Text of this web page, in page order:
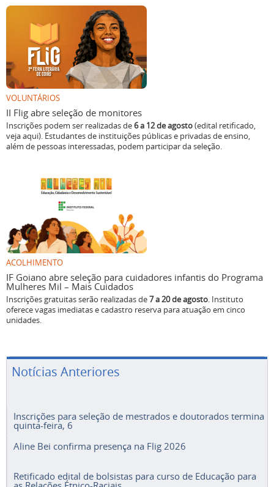
VOLUNTÁRIOS
II Flig abre seleção de monitores
Inscrições podem ser realizadas de6 a 12 de agosto(edital retificado,
veja aqui). Estudantes de instituições públicas e privadas de ensino,
além de pessoas interessadas, podem participar da seleção.
ACOLHIMENTO
IF Goiano abre seleção para cuidadores infantis do Programa
Mulheres Mil – Mais Cuidados
Inscrições gratuitas serão realizadas de7 a 20 de agosto. Instituto
oferece vagas imediatas e cadastro reserva para atuação em cinco
unidades.
Notícias Anteriores
Inscrições para seleção de mestrados e doutorados termina
quinta-feira, 6
Aline Bei confirma presença na Flig 2026
Retificado edital de bolsistas para curso de Educação para